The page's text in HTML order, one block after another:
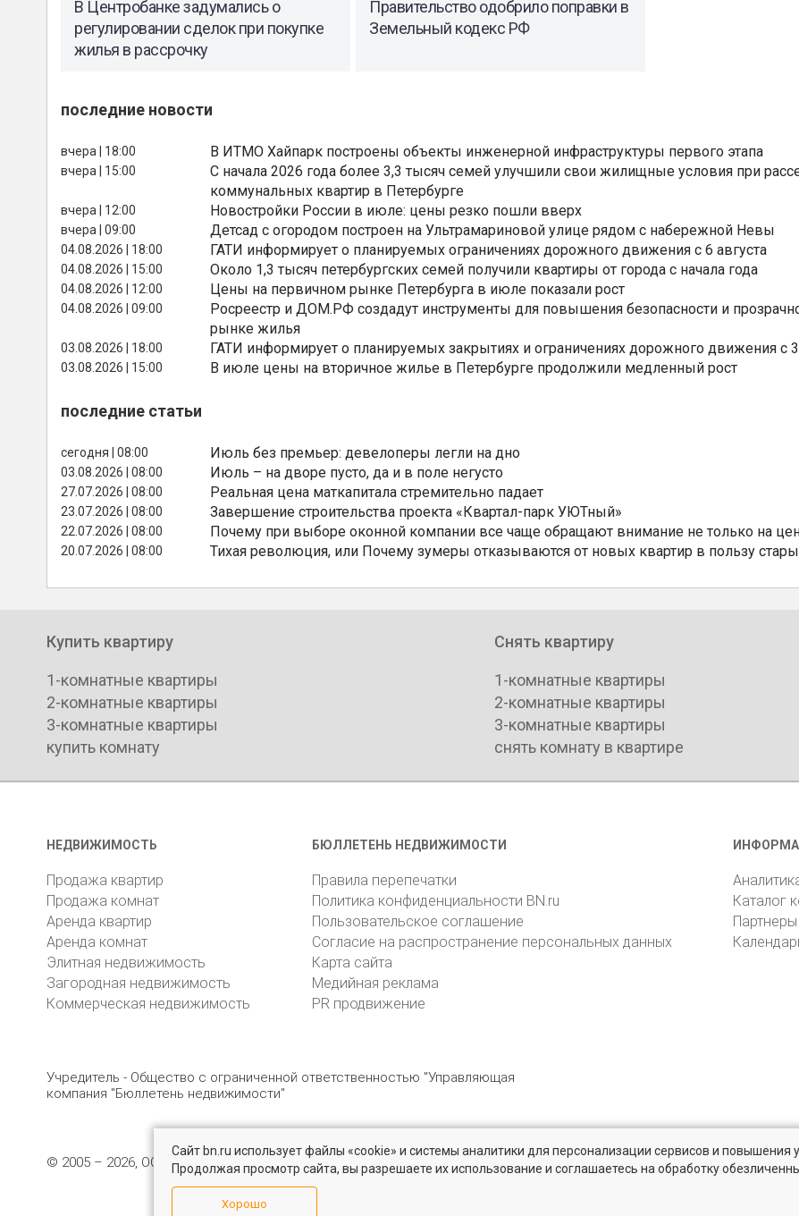
В Центробанке задумались о
регулировании сделок при покупке
жилья в рассрочку
Правительство одобрило поправки в
Земельный кодекс РФ
последние новости
вчера | 18:00 В ИТМО Хайпарк построены объекты инженерной инфраструктуры первого этапа
вчера | 15:00
С начала 2026 года более 3,3 тысяч семей улучшили свои жилищные условия при
коммунальных квартир в Петербурге
вчера | 12:00 Новостройки России в июле: цены резко пошли вверх
вчера | 09:00 Детсад с огородом построен на Ультрамариновой улице рядом с набережной Невы
04.08.2026 | 18:00 ГАТИ информирует о планируемых ограничениях дорожного движения с 6 августа
04.08.2026 | 15:00 Около 1,3 тысяч петербургских семей получили квартиры от города с начала года
04.08.2026 | 12:00 Цены на первичном рынке Петербурга в июле показали рост
04.08.2026 | 09:00
Росреестр и ДОМ.РФ создадут инструменты для повышения безопасности и
рынке жилья
03.08.2026 | 18:00 ГАТИ информирует о планируемых закрытиях и ограничениях дорожного движения с 3
03.08.2026 | 15:00 В июле цены на вторичное жилье в Петербурге продолжили медленный рост
последние статьи
сегодня | 08:00 Июль без премьер: девелоперы легли на дно
03.08.2026 | 08:00 Июль – на дворе пусто, да и в поле негусто
27.07.2026 | 08:00 Реальная цена маткапитала стремительно падает
23.07.2026 | 08:00 Завершение строительства проекта «Квартал-парк УЮТный»
22.07.2026 | 08:00 Почему при выборе оконной компании все чаще обращают внимание не только на
20.07.2026 | 08:00 Тихая революция, или Почему зумеры отказываются от новых квартир в пользу
Купить квартиру
1-комнатные квартиры
2-комнатные квартиры
3-комнатные квартиры
купить комнату
Снять квартиру
1-комнатные квартиры
2-комнатные квартиры
3-комнатные квартиры
снять комнату в квартире
НЕДВИЖИМОСТЬ
Продажа квартир
Продажа комнат
Аренда квартир
Аренда комнат
Элитная недвижимость
Загородная недвижимость
Коммерческая недвижимость
БЮЛЛЕТЕНЬ НЕДВИЖИМОСТИ
Правила перепечатки
Политика конфиденциальности BN.ru
Пользовательское соглашение
Согласие на распространение персональных данных
Карта сайта
Медийная реклама
PR продвижение
Каталог
Партнеры
Учредитель - Общество с ограниченной ответственностью "Управляющая
компания "Бюллетень недвижимости"
© 2005 – 2026, ООО «УК «БН» 8 (812) 331-93-56 196105, Санкт-Петербург, пр. Юрия Гагарина, 1 reklama@bn.ru
Сайт bn.ru использует файлы «cookie» и системы аналитики для персонализации сервисов и повышения
Продолжая просмотр сайта, вы разрешаете их использование и соглашаетесь на обработку
Хорошо